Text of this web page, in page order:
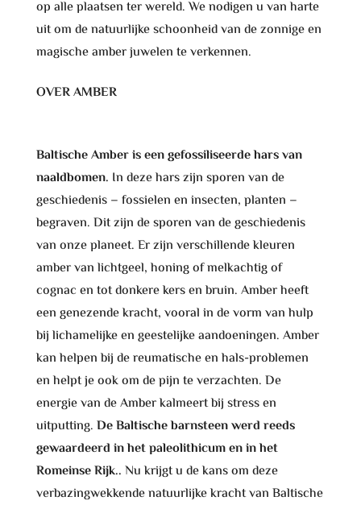
op alle plaatsen ter wereld. We nodigen u van harte
uit om de natuurlijke schoonheid van de zonnige en
magische amber juwelen te verkennen.
OVER AMBER
Baltische Amber is een gefossiliseerde hars van
naaldbomen. In deze hars zijn sporen van de
geschiedenis – fossielen en insecten, planten –
begraven. Dit zijn de sporen van de geschiedenis
van onze planeet. Er zijn verschillende kleuren
amber van lichtgeel, honing of melkachtig of
cognac en tot donkere kers en bruin. Amber heeft
een genezende kracht, vooral in de vorm van hulp
bij lichamelijke en geestelijke aandoeningen. Amber
kan helpen bij de reumatische en hals-problemen
en helpt je ook om de pijn te verzachten. De
energie van de Amber kalmeert bij stress en
uitputting. De Baltische barnsteen werd reeds
gewaardeerd in het paleolithicum en in het
Romeinse Rijk.. Nu krijgt u de kans om deze
verbazingwekkende natuurlijke kracht van Baltische